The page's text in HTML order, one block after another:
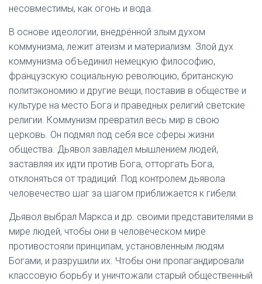
несовместимы, как огонь и вода.
В основе идеологии, внедрённой злым духом
коммунизма, лежит атеизм и материализм. Злой дух
коммунизма объединил немецкую философию,
французскую социальную революцию, британскую
политэкономию и другие вещи, поставив в обществе и
культуре на место Бога и праведных религий светские
религии. Коммунизм превратил весь мир в свою
церковь. Он подмял под себя все сферы жизни
общества. Дьявол завладел мышлением людей,
заставляя их идти против Бога, отторгать Бога,
отклоняться от традиций. Под контролем дьявола
человечество шаг за шагом приближается к гибели.
Дьявол выбрал Маркса и др. своими представителями в
мире людей, чтобы они в человеческом мире
противостояли принципам, установленным людям
Богами, и разрушили их. Чтобы они пропагандировали
классовую борьбу и уничтожали старый общественный